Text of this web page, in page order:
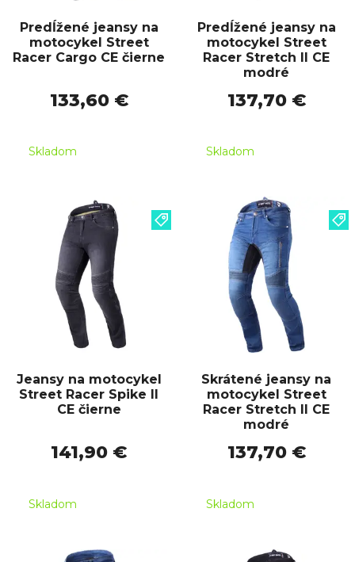
Predĺžené jeansy na
motocykel Street
Racer Cargo CE čierne
133,60 €
Skladom
Predĺžené jeansy na
motocykel Street
Racer Stretch II CE
modré
137,70 €
Skladom
Jeansy na motocykel
Street Racer Spike II
CE čierne
141,90 €
Skladom
Skrátené jeansy na
motocykel Street
Racer Stretch II CE
modré
137,70 €
Skladom